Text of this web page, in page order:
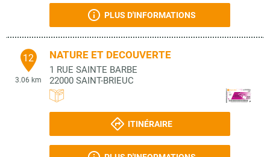
PLUS D'INFORMATIONS
12
3.06 km
NATURE ET DECOUVERTE
1 RUE SAINTE BARBE
22000 SAINT-BRIEUC
ITINÉRAIRE